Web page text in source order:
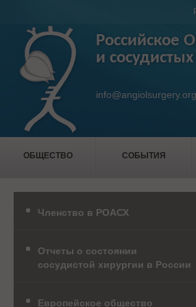
Российское
и
info@angiolsurgery.org
ОБЩЕСТВО СОБЫТИЯ
Членство в РОАСХ
Отчеты о состоянии
сосудистой хирургии в России
Европейское общество